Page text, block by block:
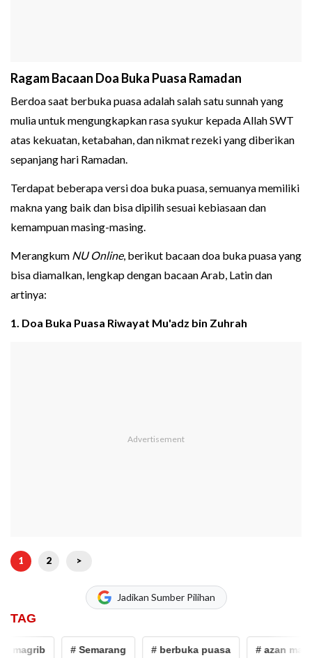
Ragam Bacaan Doa Buka Puasa Ramadan
Berdoa saat berbuka puasa adalah salah satu sunnah yang
mulia untuk mengungkapkan rasa syukur kepada Allah SWT
atas kekuatan, ketabahan, dan nikmat rezeki yang diberikan
sepanjang hari Ramadan.
Terdapat beberapa versi doa buka puasa, semuanya memiliki
makna yang baik dan bisa dipilih sesuai kebiasaan dan
kemampuan masing-masing.
Merangkum NU Online, berikut bacaan doa buka puasa yang
bisa diamalkan, lengkap dengan bacaan Arab, Latin dan
artinya:
1. Doa Buka Puasa Riwayat Mu'adz bin Zuhrah
1 2 >
Jadikan Sumber Pilihan
TAG
magrib # Semarang # berbuka puasa # azan magrib